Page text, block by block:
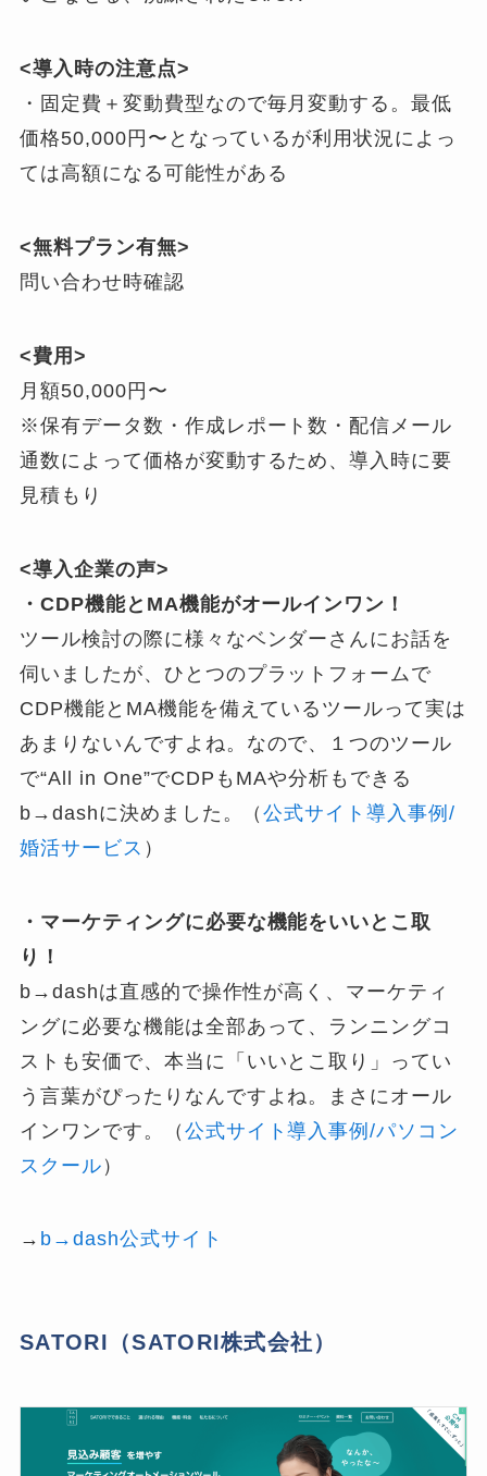
<導入時の注意点>
・固定費＋変動費型なので毎月変動する。最低
価格50,000円〜となっているが利用状況によっ
ては高額になる可能性がある
<無料プラン有無>
問い合わせ時確認
<費用>
月額50,000円〜
※保有データ数・作成レポート数・配信メール
通数によって価格が変動するため、導入時に要
見積もり
<導入企業の声>
・CDP機能とMA機能がオールインワン！
ツール検討の際に様々なベンダーさんにお話を
伺いましたが、ひとつのプラットフォームで
CDP機能とMA機能を備えているツールって実は
あまりないんですよね。なので、１つのツール
で“All in One”でCDPもMAや分析もできる
b→dashに決めました。（公式サイト導入事例/
婚活サービス ）
・マーケティングに必要な機能をいいとこ取
り！
b→dashは直感的で操作性が高く、マーケティ
ングに必要な機能は全部あって、ランニングコ
ストも安価で、本当に「いいとこ取り」ってい
う言葉がぴったりなんですよね。まさにオール
インワンです。（ 公式サイト導入事例/パソコン
スクール ）
→ b→dash公式サイト
SATORI（SATORI株式会社）